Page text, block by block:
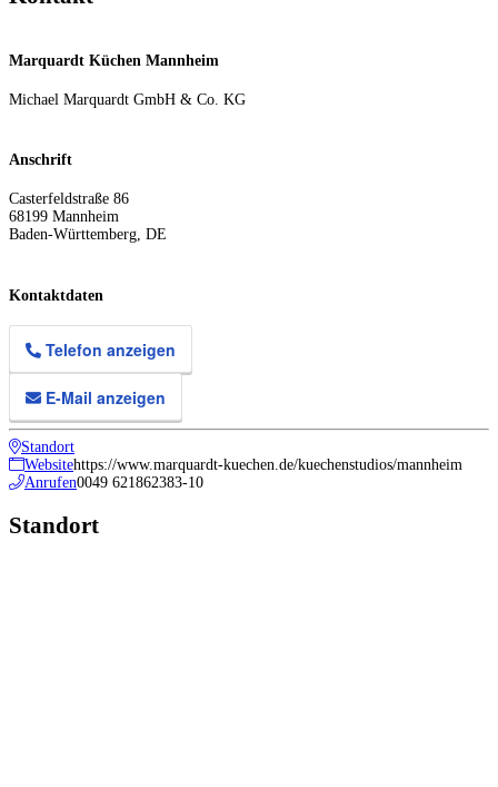
Marquardt Küchen Mannheim
Michael Marquardt GmbH & Co. KG
Anschrift
Casterfeldstraße 86
68199 Mannheim
Baden-Württemberg DE
Kontaktdaten
Telefon anzeigen
E-Mail anzeigen
Standort
Websitehttps://www.marquardt-kuechen.de/kuechenstudios/mannheim
Anrufen0049 621862383-10
Standort